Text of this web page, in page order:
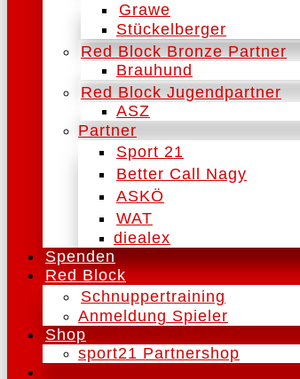
Grawe
Stückelberger
Red Block Bronze Partner
Brauhund
Red Block Jugendpartner
ASZ
Partner
Sport 21
Better Call Nagy
ASKÖ
WAT
diealex
Spenden
Red Block
Schnuppertraining
Anmeldung Spieler
Shop
sport21 Partnershop